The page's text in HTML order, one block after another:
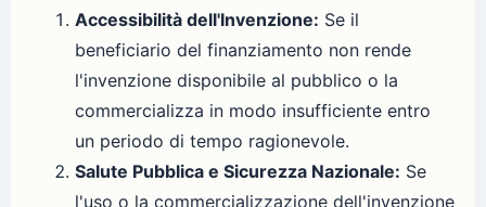
Accessibilità dell'Invenzione: Se il
beneficiario del finanziamento non rende
l'invenzione disponibile al pubblico o la
commercializza in modo insufficiente entro
un periodo di tempo ragionevole.
Salute Pubblica e Sicurezza Nazionale: Se
l'uso o la commercializzazione dell'invenzione